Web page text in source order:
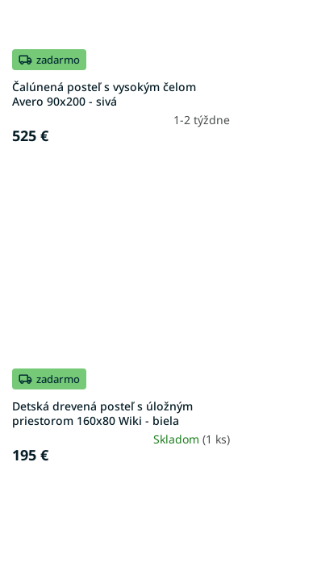
zadarmo
Čalúnená posteľ s vysokým čelom
Avero 90x200 - sivá
1-2 týždne
525 €
zadarmo
Detská drevená posteľ s úložným
priestorom 160x80 Wiki - biela
Skladom (1 ks)
195 €